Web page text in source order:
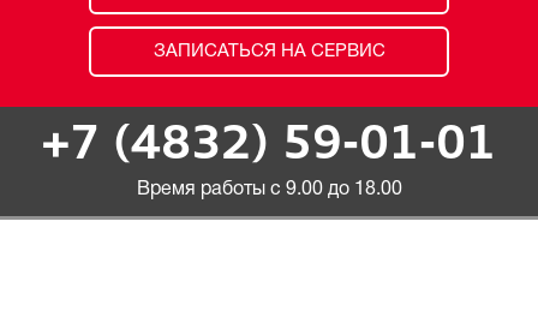
ЗАПИСАТЬСЯ НА СЕРВИС
+7 (4832) 59-01-01
Время работы с 9.00 до 18.00